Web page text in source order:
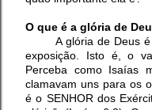
O que é a glória de
A glória de Deus
exposição. Isto é, o
Perceba como Isaías
clamavam uns para os
é o SENHOR dos